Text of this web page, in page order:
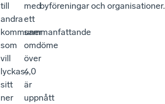
till
andra
kommuner
som
vill
lyckas;
sitt
ner
med
ett
sammanfattande
omdöme
över
4,0
är
uppnått
byföreningar och organisationer.